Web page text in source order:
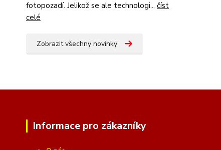
fotopozadí. Jelikož se ale technologi... číst
celé
Zobrazit všechny novinky
Informace pro zákazníky